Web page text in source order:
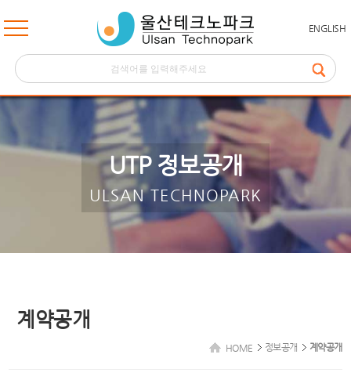
ENGLISH
UTP 정보공개
ULSAN TECHNOPARK
계약공개
HOME 정보공개 계약공개